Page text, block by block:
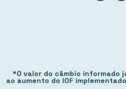
*O valor do câmbio informado
ao aumento do IOF